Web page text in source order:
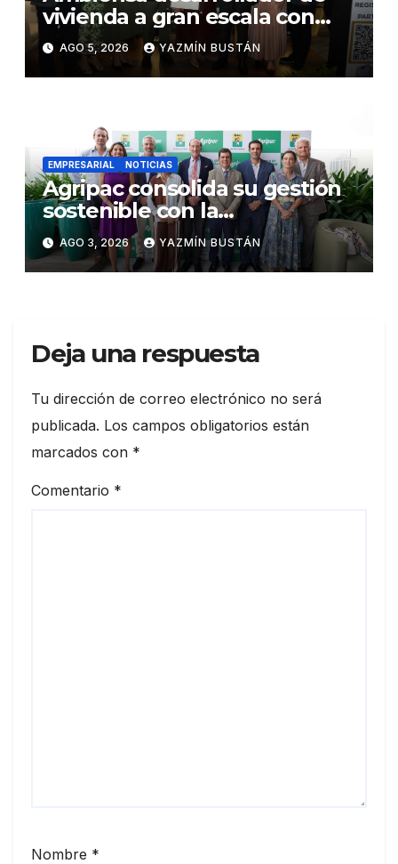
vivienda a gran escala con
estándares internacionales
de sostenibilidad
AGO 5, 2026 YAZMÍN BUSTÁN
EMPRESARIAL NOTICIAS
Agripac consolida su gestión
sostenible con la
presentación de su octava
Memoria de Sostenibilidad
AGO 3, 2026 YAZMÍN BUSTÁN
Deja una respuesta
Tu dirección de correo electrónico no será
publicada. Los campos obligatorios están
marcados con *
Comentario *
Nombre *